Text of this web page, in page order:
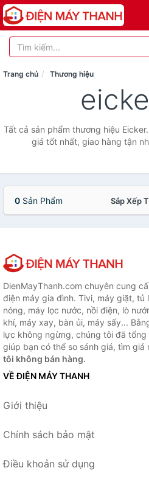
Trang chủ Thương hiệu
Tất cả sản phẩm thương hiệu
giá tốt nhất, giao hàng tận
0 Sản Phẩm Sắp Xếp
DienMayThanh.com chuyên cung
điện máy gia đình. Tivi, máy giặt, tủ
nóng, máy lọc nước, nồi điện, lò
khí, máy xay, bàn ủi, máy sấy...
lực không ngừng, chúng tôi đã
giúp bạn có thể so sánh giá, tìm giá
tôi không bán hàng.
VỀ ĐIỆN MÁY THANH
Giới thiệu
Chính sách bảo mật
Điều khoản sử dụng